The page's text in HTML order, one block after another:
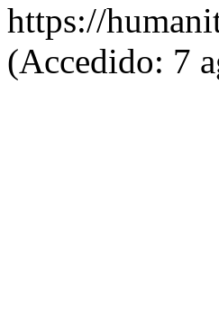
https://
(Accedido: 7